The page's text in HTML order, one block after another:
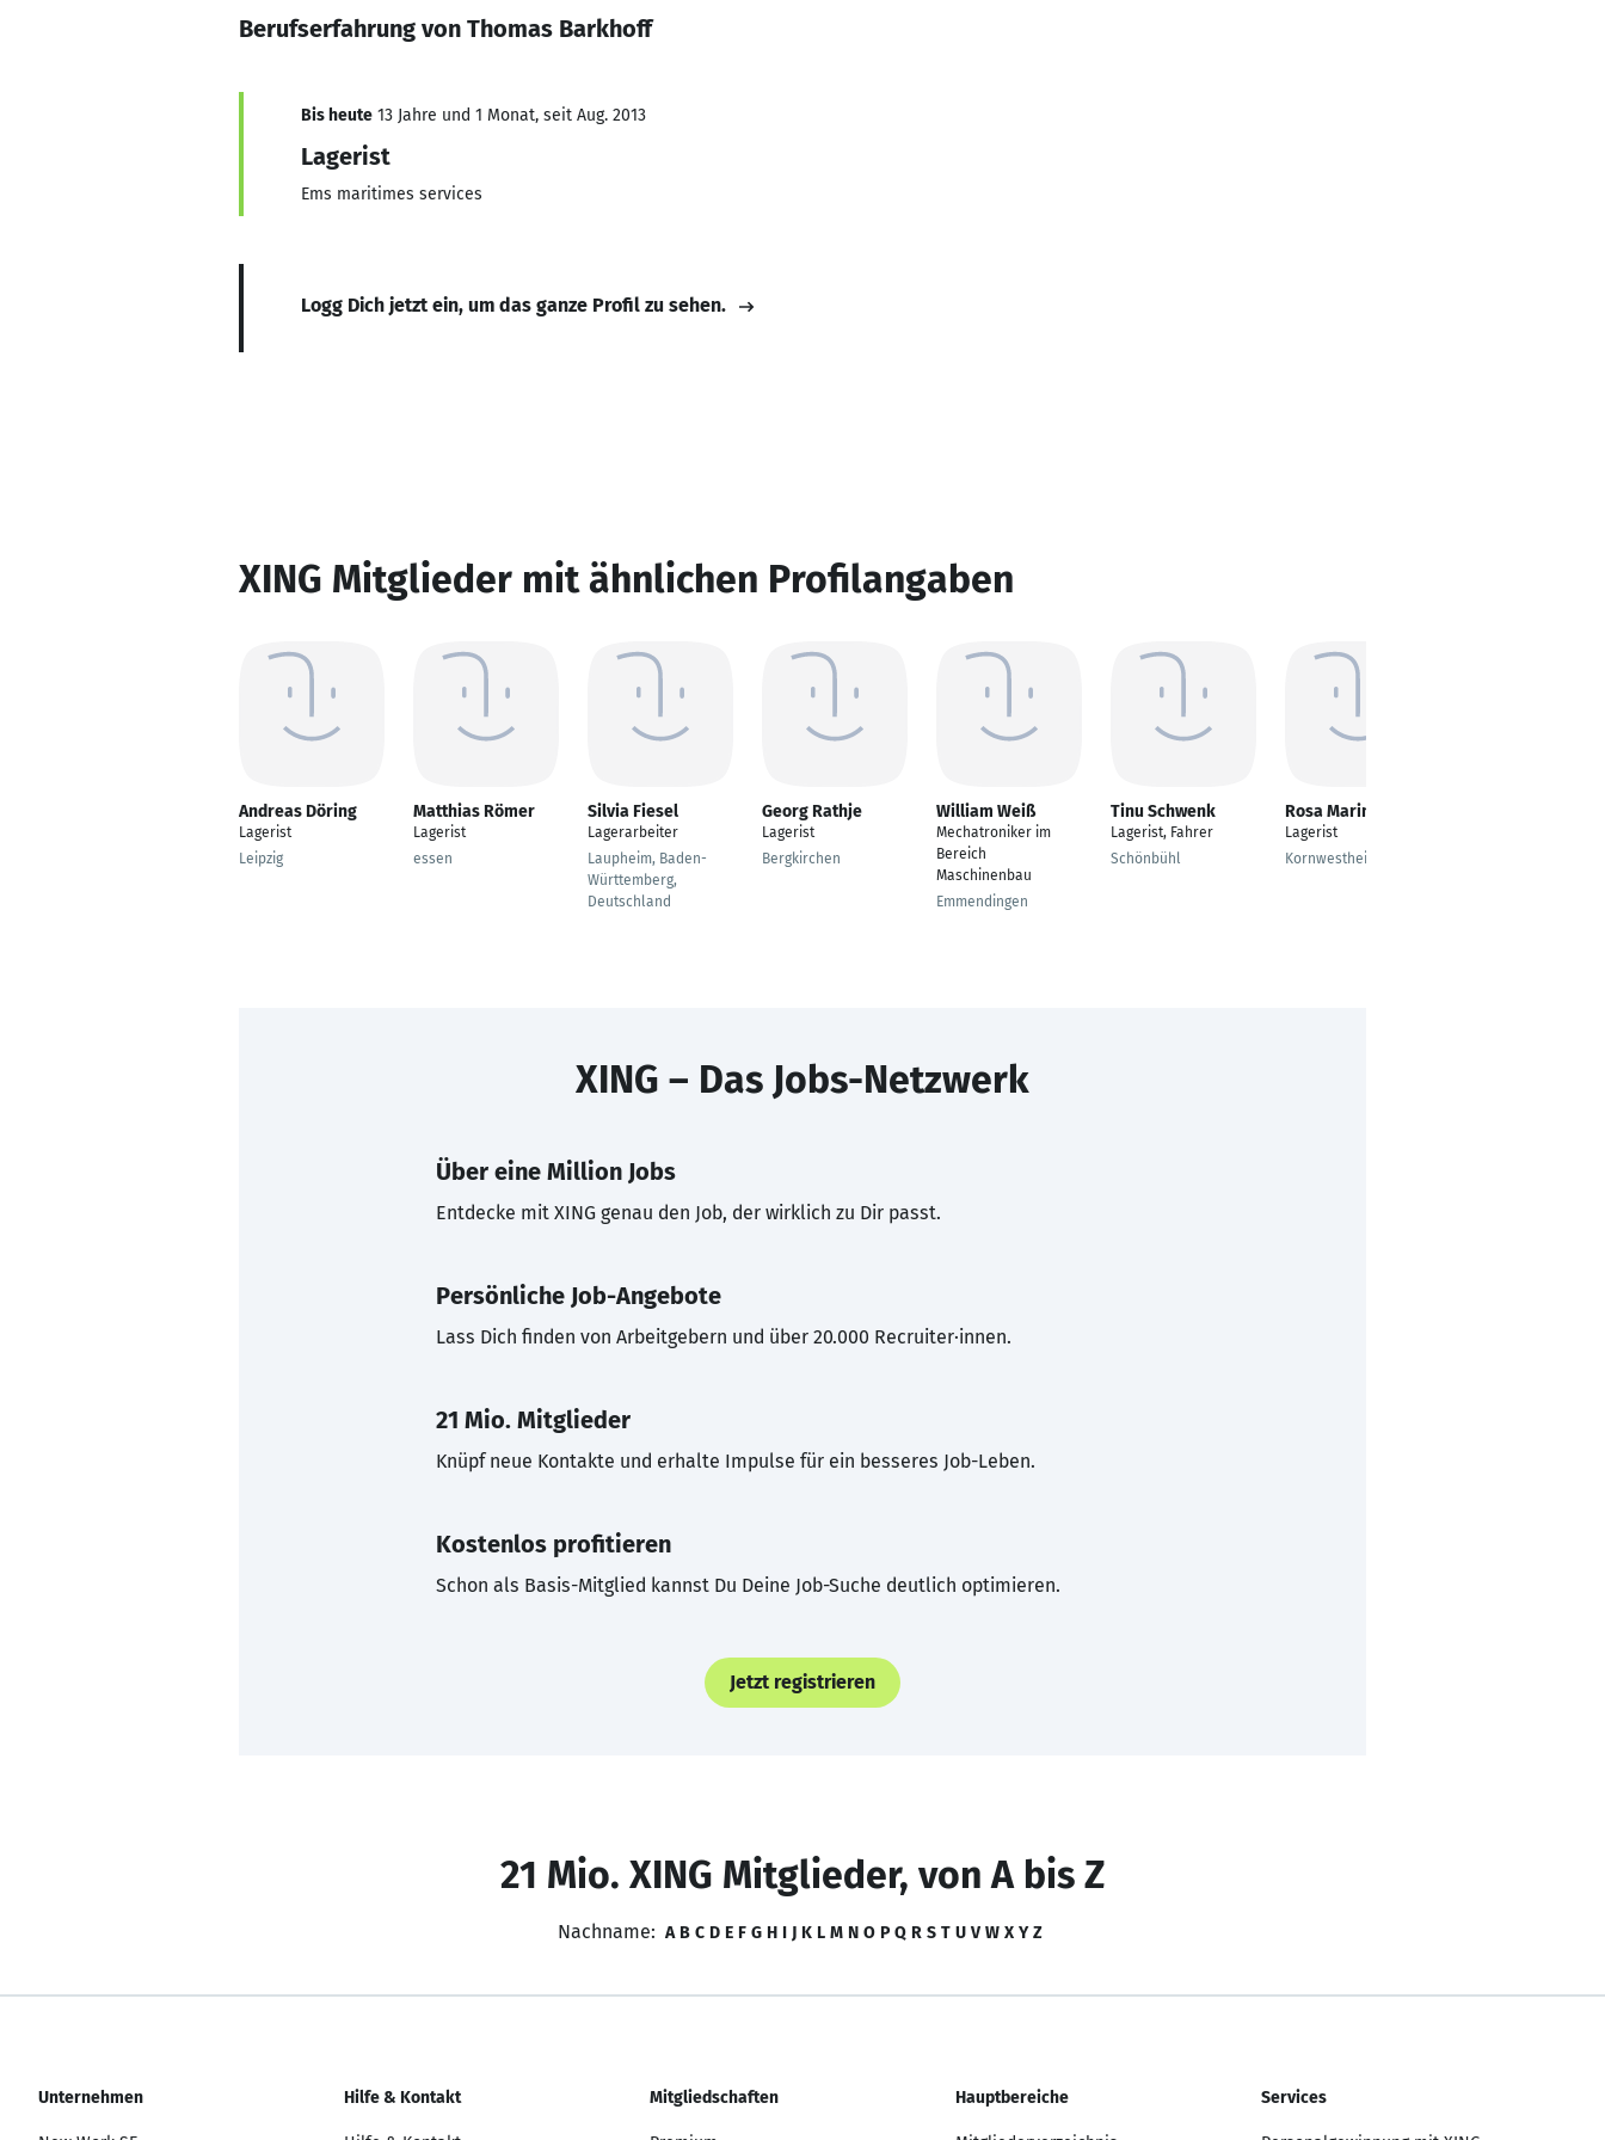
Berufserfahrung von Thomas Barkhoff
Bis heute 13 Jahre und 1 Monat, seit Aug. 2013
Lagerist
Ems maritimes services
Logg Dich jetzt ein, um das ganze Profil zu sehen.
XING Mitglieder mit ähnlichen Profilangaben
Andreas Döring
Lagerist
Leipzig
Matthias Römer
Lagerist
essen
Silvia Fiesel
Lagerarbeiter
Laupheim, Baden-
Württemberg,
Deutschland
Georg Rathje
Lagerist
Bergkirchen
William Weiß
Mechatroniker im
Bereich
Maschinenbau
Emmendingen
Tinu Schwenk
Lagerist, Fahrer
Schönbühl
Rosa Marin Lopez
Lagerist
Kornwestheim
XING – Das Jobs-Netzwerk
Über eine Million Jobs
Entdecke mit XING genau den Job, der wirklich zu Dir passt.
Persönliche Job-Angebote
Lass Dich finden von Arbeitgebern und über 20.000 Recruiter·innen.
21 Mio. Mitglieder
Knüpf neue Kontakte und erhalte Impulse für ein besseres Job-Leben.
Kostenlos profitieren
Schon als Basis-Mitglied kannst Du Deine Job-Suche deutlich optimieren.
Jetzt registrieren
21 Mio. XING Mitglieder, von A bis Z
Nachname: A B C D E F G H I J K L M N O P Q R S T U V W X Y Z
Unternehmen Hilfe & Kontakt Mitgliedschaften Hauptbereiche Services